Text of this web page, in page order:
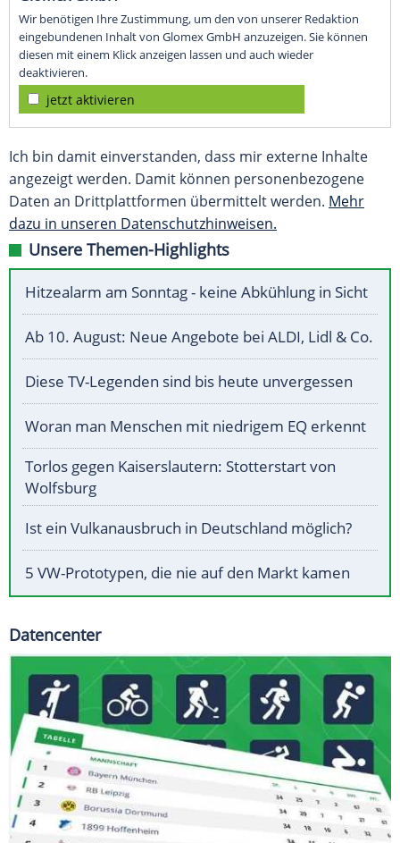
Wir benötigen Ihre Zustimmung, um den von unserer Redaktion
eingebundenen Inhalt von Glomex GmbH anzuzeigen. Sie können
diesen mit einem Klick anzeigen lassen und auch wieder
deaktivieren.
jetzt aktivieren
Ich bin damit einverstanden, dass mir externe Inhalte
angezeigt werden. Damit können personenbezogene
Daten an Drittplattformen übermittelt werden. Mehr
dazu in unseren Datenschutzhinweisen.
Unsere Themen-Highlights
Hitzealarm am Sonntag - keine Abkühlung in Sicht
Ab 10. August: Neue Angebote bei ALDI, Lidl & Co.
Diese TV-Legenden sind bis heute unvergessen
Woran man Menschen mit niedrigem EQ erkennt
Torlos gegen Kaiserslautern: Stotterstart von
Wolfsburg
Ist ein Vulkanausbruch in Deutschland möglich?
5 VW-Prototypen, die nie auf den Markt kamen
Datencenter